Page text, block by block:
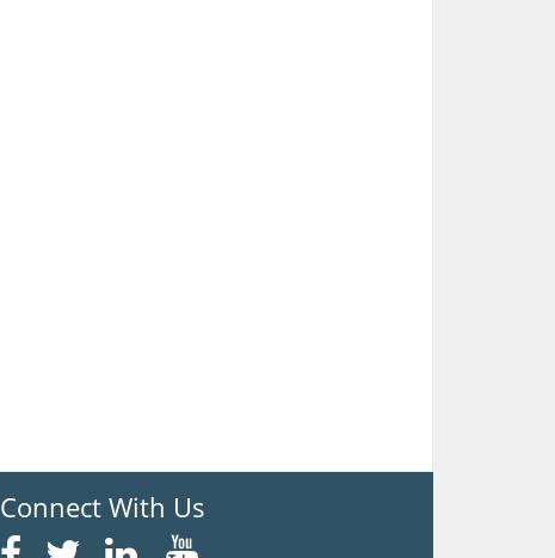
Connect With Us